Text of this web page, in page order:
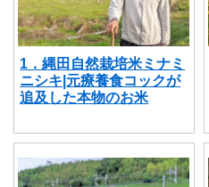
1．縄田自然栽培米ミナミ
ニシキ|元療養食コックが
追及した本物のお米